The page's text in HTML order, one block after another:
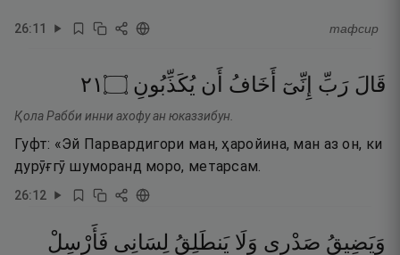
26:11 тафсир
قَالَ رَبِّ إِنِّىٓ أَخَافُ أَن يُكَذِّبُونِ ۝١٢
Қола Рабби инни ахофу ан юказзибун.
Гуфт: «Эй Парвардигори ман, ҳаройина, ман аз он, ки
дурӯғгӯ шуморанд моро, метарсам.
26:12
وَيَضِيقُ صَدْرِى وَلَا يَنطَلِقُ لِسَانِى فَأَرْسِلْ